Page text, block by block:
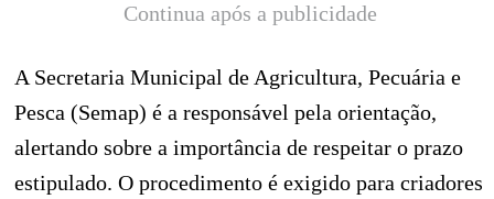
Continua após a publicidade
A Secretaria Municipal de Agricultura, Pecuária e
Pesca (Semap) é a responsável pela orientação,
alertando sobre a importância de respeitar o prazo
estipulado. O procedimento é exigido para criadores